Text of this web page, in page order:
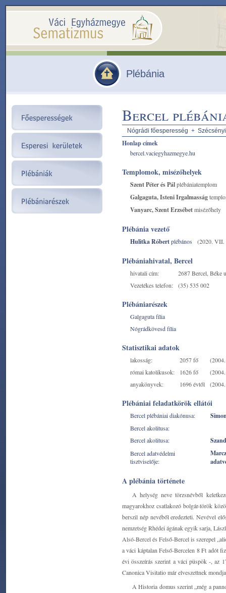
Plébánia
Bercel
Nógrádi főesperesség +
Honlap címek
bercel.vaciegyhazmegye.hu
Templomok, misézőhelyek
Szent Péter és Pálplébániatemplom
Galgaguta, Isteni Irgalmasság
Vanyarc, Szent Erzsébetmisézőhely
Plébánia vezető
Hulitka Róbertplébános (2020. VII.
Plébániahivatal, Bercel
hivatali cím:
2687 Bercel, Béke
Vezetékes telefon:
(35) 535 002
Plébániarészek
Galgaguta fília
Nógrádkövesd fília
Statisztikai adatok
lakosság: 2057 fő
római katolikusok:
1626 fő
anyakönyvek:
1696 évtől
Plébániai feladatkörök ellátói
Bercel plébániai diakónusa:
Bercel akolitusa:
Bercel akolitusa:
Bercel adatvédelmi
tisztviselője:
A plébánia története
A helység neve törzsnévből
magyarokhoz csatlakozó bolgár-török
berszil nép nevéből eredezteti. Nevével
nemzetség Rhédei ágának egyik sarja,
Alsó-Bercel és Felső-Bercel is szerepel
a váci káptalan Felső-Bercelen 8 Ft adót
évi összeírás szerint a váci püspök -, az
Canonica Visitatio már elveszettnek
A Historia domus szerint „még a